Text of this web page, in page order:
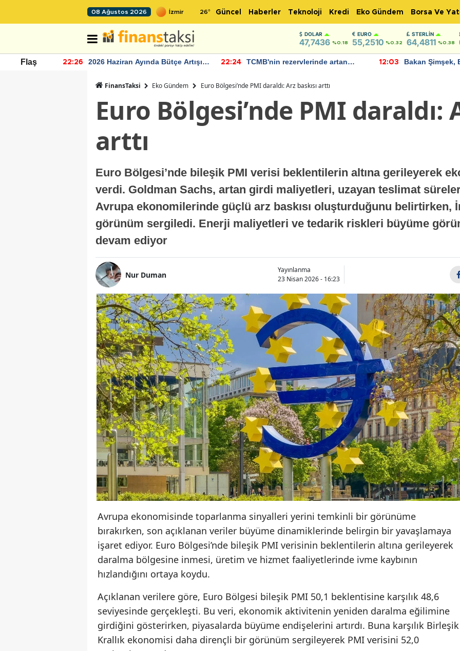
08 Ağustos 2026 26° Güncel Haberler Teknoloji Kredi Eko Gündem Borsa Ve
DOLAR
47,7436 %0.18
EURO
55,2510 %0.32
STERLIN
64,4811 %0.38
Flaş 22:26
2026 Haziran Ayında Bütçe Artışı
22:24
TCMB'nin rezervlerinde artan
12:03
Bakan Şimşek,
FinansTaksi Eko Gündem Euro Bölgesi’nde PMI daraldı: Arz baskısı arttı
Euro Bölgesi’nde PMI daraldı:
arttı
Euro Bölgesi’nde bileşik PMI verisi beklentilerin altına gerileyerek
verdi. Goldman Sachs, artan girdi maliyetleri, uzayan teslimat
Avrupa ekonomilerinde güçlü arz baskısı oluşturduğunu belirtirken,
görünüm sergiledi. Enerji maliyetleri ve tedarik riskleri büyüme
devam ediyor
Nur Duman
Yayınlanma
23 Nisan 2026 - 16:23
Avrupa ekonomisinde toparlanma sinyalleri yerini temkinli bir görünüme
bırakırken, son açıklanan veriler büyüme dinamiklerinde belirgin bir yavaşlamaya
işaret ediyor. Euro Bölgesi’nde bileşik PMI verisinin beklentilerin altına gerileyerek
daralma bölgesine inmesi, üretim ve hizmet faaliyetlerinde ivme kaybının
hızlandığını ortaya koydu.
Açıklanan verilere göre, Euro Bölgesi bileşik PMI 50,1 beklentisine karşılık 48,6
seviyesinde gerçekleşti. Bu veri, ekonomik aktivitenin yeniden daralma eğilimine
girdiğini gösterirken, piyasalarda büyüme endişelerini artırdı. Buna karşılık Birleşik
Krallık ekonomisi daha dirençli bir görünüm sergileyerek PMI verisini 52,0